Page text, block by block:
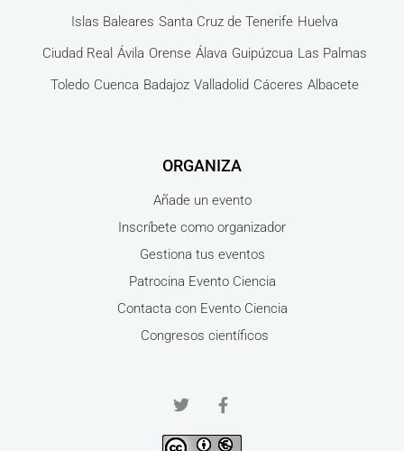
Islas Baleares Santa Cruz de Tenerife Huelva
Ciudad Real Ávila Orense Álava Guipúzcua Las Palmas
Toledo Cuenca Badajoz Valladolid Cáceres Albacete
ORGANIZA
Añade un evento
Inscríbete como organizador
Gestiona tus eventos
Patrocina Evento Ciencia
Contacta con Evento Ciencia
Congresos científicos